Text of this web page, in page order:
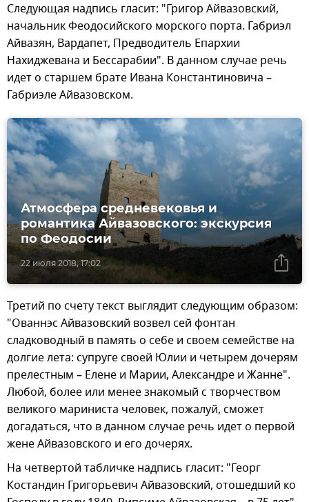
Следующая надпись гласит: "Григор Айвазовский,
начальник Феодосийского морского порта. Габриэл
Айвазян, Вардапет, Предводитель Епархии
Нахиджевана и Бессарабии". В данном случае речь
идет о старшем брате Ивана Константиновича –
Габриэле Айвазовском.
22 июля 2018, 17:02
Атмосфера средневековья и
романтика Айвазовского: экскурсия
по Феодосии
Третий по счету текст выглядит следующим образом:
"Ованнэс Айвазовский возвел сей фонтан
сладководный в память о себе и своем семействе на
долгие лета: супруге своей Юлии и четырем дочерям
прелестным – Елене и Марии, Александре и Жанне".
Любой, более или менее знакомый с творчеством
великого мариниста человек, пожалуй, сможет
догадаться, что в данном случае речь идет о первой
жене Айвазовского и его дочерях.
На четвертой табличке надпись гласит: "Георг
Костандин Григорьевич Айвазовский, отошедший ко